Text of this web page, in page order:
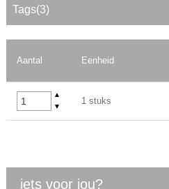
Tags(3)
Aantal Eenheid
▲
▼
1 stuks
iets voor jou?